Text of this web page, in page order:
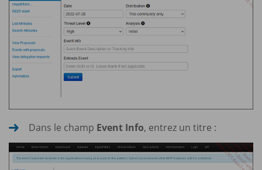
Dans le champ Event Info, entrez un titre :